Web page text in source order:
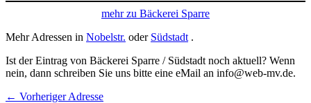
mehr zu Bäckerei Sparre
Mehr Adressen in Nobelstr. oder Südstadt .
Ist der Eintrag von Bäckerei Sparre / Südstadt noch aktuell? Wenn
nein, dann schreiben Sie uns bitte eine eMail an info@web-mv.de.
← Vorheriger Adresse